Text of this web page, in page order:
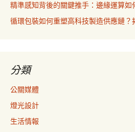
精準感知背後的關鍵推手：邊緣運算如
循環包裝如何重塑高科技製造供應鏈
分類
公關媒體
燈光設計
生活情報